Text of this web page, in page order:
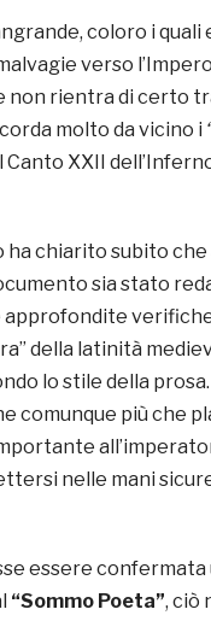
coloro i
verso
non rientra di certo
molto da vicino i
Canto XXII
chiarito subito che
sia stato
della latinità
lo stile della
comunque più che
nelle mani
essere
“Sommo Poeta”, ciò